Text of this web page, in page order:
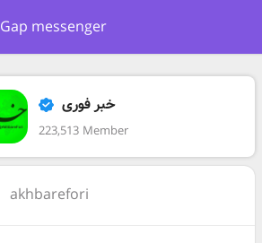
Gap messenger
خبر فوری
223,513 Member
akhbarefori